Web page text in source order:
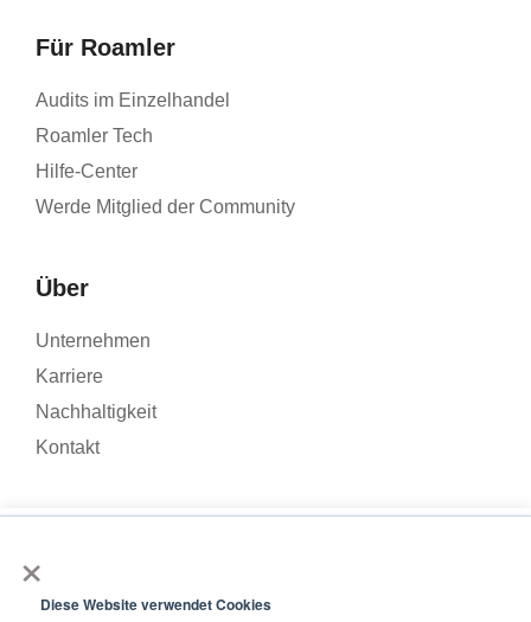
×
Diese Website verwendet Cookies
analysieren und Ihr Nutzererlebnis zu verbessern. Wenn Sie auf
„Akzeptieren“ klicken, stimmen Sie der Verwendung von
Für Roamler
Audits im Einzelhandel
Roamler Tech
Hilfe-Center
Werde Mitglied der Community
Über
Unternehmen
Karriere
Nachhaltigkeit
Kontakt
© 2026 – Roamler .V.
Allgemeine